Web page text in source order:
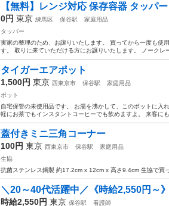
【無料】レンジ対応 保存容器 タッパー
0円 東京 練馬区 保谷駅
家庭用品
タッパー
実家の整理のため、お譲りいたします。 買ってから一度も使
す。 取りに来ていただける方にお譲りいたします。 ノークレ
タイガーエアポット
1,500円 東京 西東京市 保谷駅
家庭用品
ポット
自宅保管の未使用品です。 お湯を沸かして、このポットに入
軽にお茶でもインスタントコーヒーでも飲めますよ。 来客にも
蓋付きミニ三角コーナー
100円 東京 西東京市 保谷駅
家庭用品
生協
抗菌ステンレス鋼製 約17.2cm x 12cm x 高さ9.4cm 生協で買
＼20～40代活躍中／《時給2,550円～
時給2,550円 東京 保谷駅 看護師